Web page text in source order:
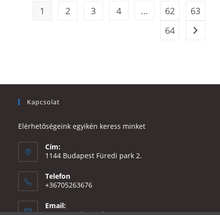
1 2 3 4 … 62
63
64
Kapcsolat
Elérhetőségeink egyikén keress minket
Cím:
1144 Budapest Füredi park 2.
Telefon
+36705263676
Email: